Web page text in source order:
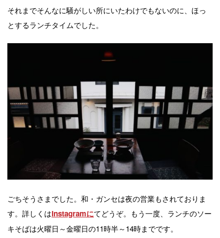
それまでそんなに騒がしい所にいたわけでもないのに、ほっ
とするランチタイムでした。
ごちそうさまでした。和・ガンセは夜の営業もされておりま
す。詳しくはInstagramにてどうぞ。もう一度、ランチのソー
キそばは火曜日～金曜日の11時半～14時までです。